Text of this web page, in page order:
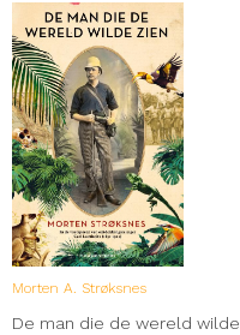
Morten A. Strøksnes
De man die de wereld wilde